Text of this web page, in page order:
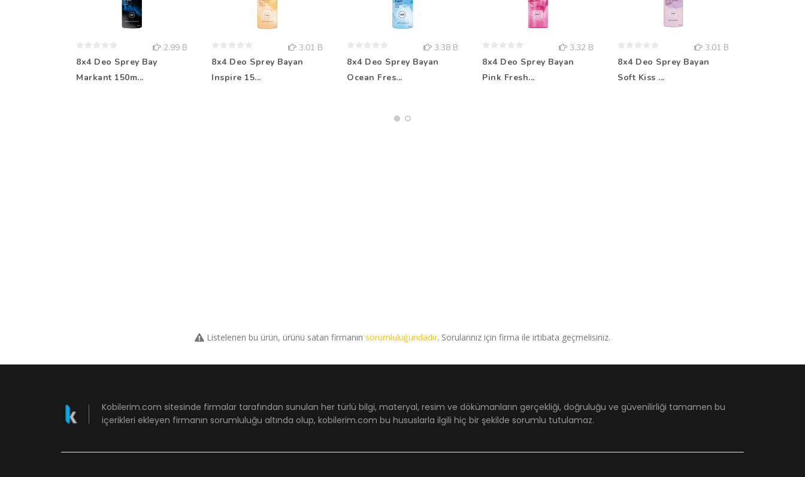
2.99 B
8x4 Deo Sprey Bay
Markant 150m...
3.01 B
8x4 Deo Sprey Bayan
Inspire 15...
3.38 B
8x4 Deo Sprey Bayan
Ocean Fres...
3.32 B
8x4 Deo Sprey Bayan
Pink Fresh...
3.01 B
8x4 Deo Sprey Bayan
Soft Kiss ...
Listelenen bu ürün, ürünü satan firmanın sorumluluğundadır. Sorularınız için firma ile irtibata geçmelisiniz.
Kobilerim.com sitesinde firmalar tarafından sunulan her türlü bilgi, materyal, resim ve dökümanların gerçekliği, doğruluğu ve güvenilirliği tamamen bu
içerikleri ekleyen firmanın sorumluluğu altında olup, kobilerim.com bu hususlarla ilgili hiç bir şekilde sorumlu tutulamaz.